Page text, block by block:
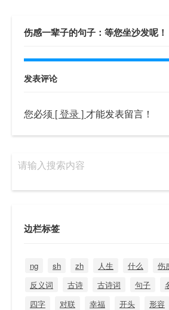
伤感一辈子的句子：等您坐沙发呢！
发表评论
您必须 [ 登录 ] 才能发表留言！
请输入搜索内容
边栏标签
ng sh zh 人生 什么 伤
反义词
古诗 古诗词 句子
四字
对联 幸福 开头 形容